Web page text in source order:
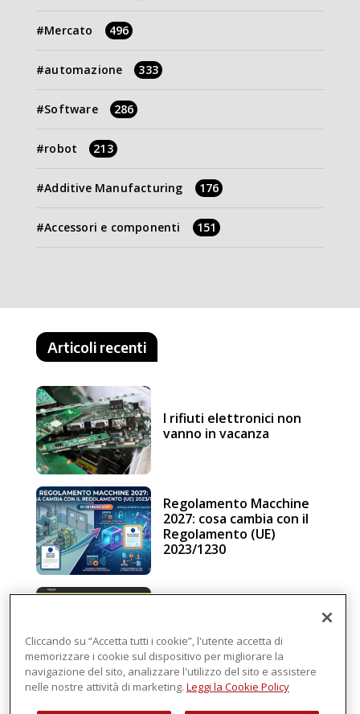
Mercato 496
automazione 333
Software 286
robot 213
Additive Manufacturing 176
Accessori e componenti 151
Articoli recenti
I rifiuti elettronici non
vanno in vacanza
Regolamento Macchine
2027: cosa cambia con il
Regolamento (UE)
2023/1230
intelligenza in cloud
Cliccando su “Accetta tutti i cookie”, l'utente accetta di
memorizzare i cookie sul dispositivo per migliorare la
navigazione del sito, analizzare l'utilizzo del sito e assistere
nelle nostre attività di marketing. Leggi la Cookie Policy